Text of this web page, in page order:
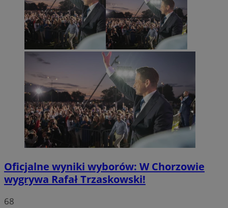
Oficjalne wyniki wyborów: W Chorzowie
wygrywa Rafał Trzaskowski!
68